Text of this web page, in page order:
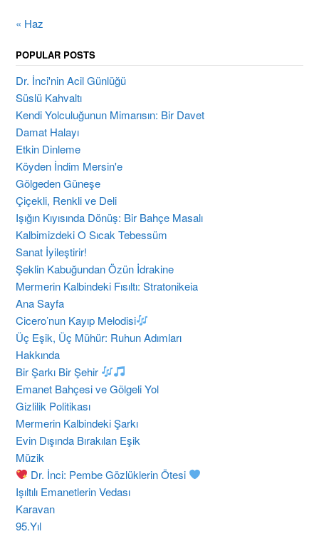
« Haz
POPULAR POSTS
Dr. İnci'nin Acil Günlüğü
Süslü Kahvaltı
Kendi Yolculuğunun Mimarısın: Bir Davet
Damat Halayı
Etkin Dinleme
Köyden İndim Mersin'e
Gölgeden Güneşe
Çiçekli, Renkli ve Deli
Işığın Kıyısında Dönüş: Bir Bahçe Masalı
Kalbimizdeki O Sıcak Tebessüm
Sanat İyileştirir!
Şeklin Kabuğundan Özün İdrakine
Mermerin Kalbindeki Fısıltı: Stratonikeia
Ana Sayfa
Cicero’nun Kayıp Melodisi
Üç Eşik, Üç Mühür: Ruhun Adımları
Hakkında
Bir Şarkı Bir Şehir
Emanet Bahçesi ve Gölgeli Yol
Gizlilik Politikası
Mermerin Kalbindeki Şarkı
Evin Dışında Bırakılan Eşik
Müzik
Dr. İnci: Pembe Gözlüklerin Ötesi
​Işıltılı Emanetlerin Vedası
Karavan
95.Yıl